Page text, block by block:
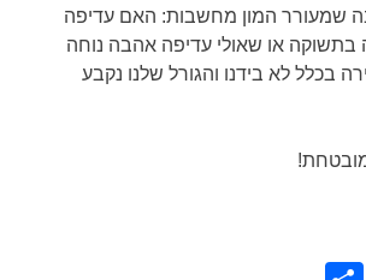
שמעורר המון מחשבות: האם עדיפה
בתשוקה או שאולי עדיפה אהבה נוחה
בכלל לא בידנו והגורל שלנו נקבע